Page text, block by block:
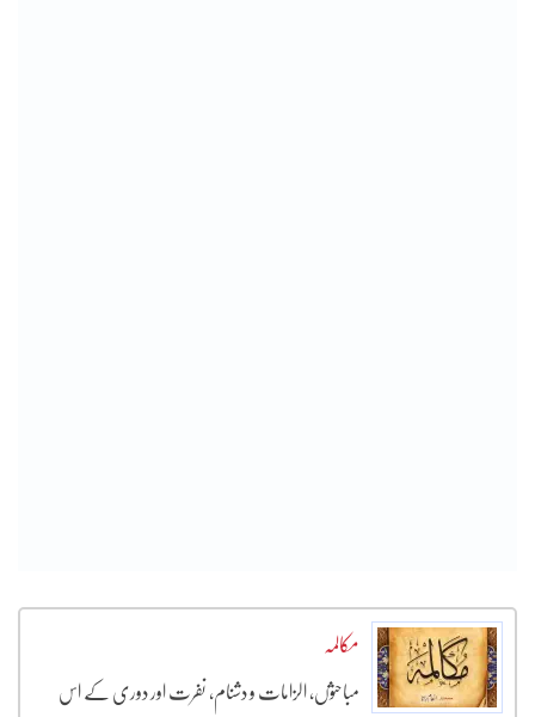
مکالمہ
مباحثوں، الزامات و دشنام، نفرت اور دوری کے اس